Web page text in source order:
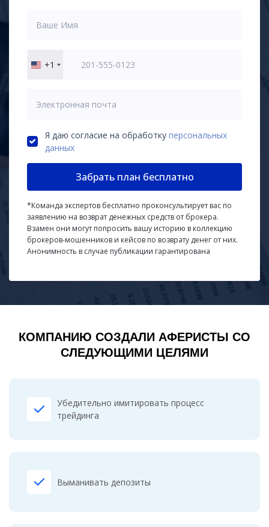
United
+1
Я даю согласие на обработку персональных
данных
Забрать план бесплатно
*Команда экспертов бесплатно проконсультирует вас по
заявлению на возврат денежных средств от брокера.
Взамен они могут попросить вашу историю в коллекцию
брокеров-мошенников и кейсов по возврату денег от них.
Анонимность в случае публикации гарантирована
КОМПАНИЮ СОЗДАЛИ АФЕРИСТЫ СО
СЛЕДУЮЩИМИ ЦЕЛЯМИ
Убедительно имитировать процесс
трейдинга
Выманивать депозиты